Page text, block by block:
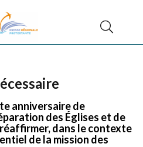
anniversaire de
des Églises et de
dans le contexte
de la mission des